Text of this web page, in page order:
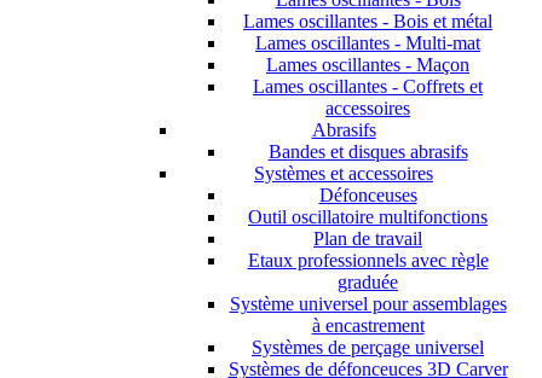
Lames oscillantes - Bois et métal
Lames oscillantes - Multi-mat
Lames oscillantes - Maçon
Lames oscillantes - Coffrets et
accessoires
Abrasifs
Bandes et disques abrasifs
Systèmes et accessoires
Défonceuses
Outil oscillatoire multifonctions
Plan de travail
Etaux professionnels avec règle
graduée
Système universel pour assemblages
à encastrement
Systèmes de perçage universel
Systèmes de défonceuces 3D Carver